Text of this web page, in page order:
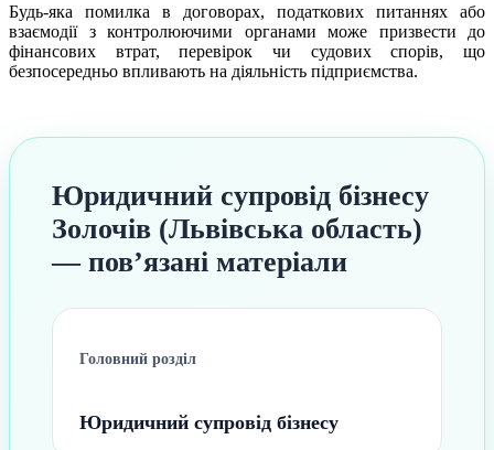
Будь-яка помилка в договорах, податкових питаннях або
взаємодії з контролюючими органами може призвести до
фінансових втрат, перевірок чи судових спорів, що
безпосередньо впливають на діяльність підприємства.
Юридичний супровід бізнесу
Золочів (Львівська область)
— пов’язані матеріали
Головний розділ
Юридичний супровід бізнесу